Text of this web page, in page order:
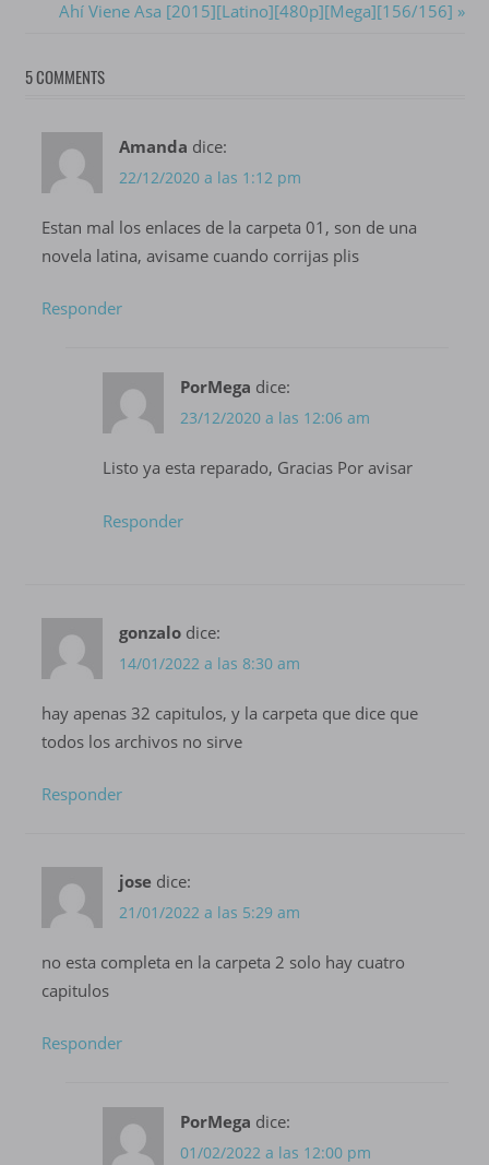
de
entradas
Post:Next
Ahí Viene Asa [2015][Latino][480p][Mega][156/156]
5 COMMENTS
Amanda dice:
22/12/2020 a las 1:12 pm
Estan mal los enlaces de la carpeta 01, son de una
novela latina, avisame cuando corrijas plis
Responder
PorMega dice:
23/12/2020 a las 12:06 am
Listo ya esta reparado, Gracias Por avisar
Responder
gonzalo dice:
14/01/2022 a las 8:30 am
hay apenas 32 capitulos, y la carpeta que dice que
todos los archivos no sirve
Responder
jose dice:
21/01/2022 a las 5:29 am
no esta completa en la carpeta 2 solo hay cuatro
capitulos
Responder
PorMega dice:
01/02/2022 a las 12:00 pm